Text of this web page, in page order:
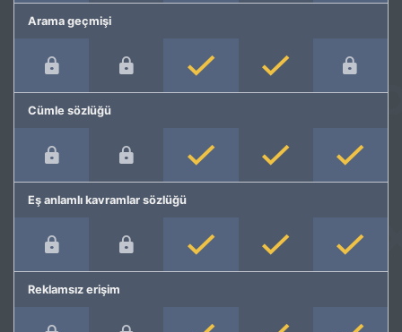
Arama geçmişi
Cümle sözlüğü
Eş anlamlı kavramlar sözlüğü
Reklamsız erişim